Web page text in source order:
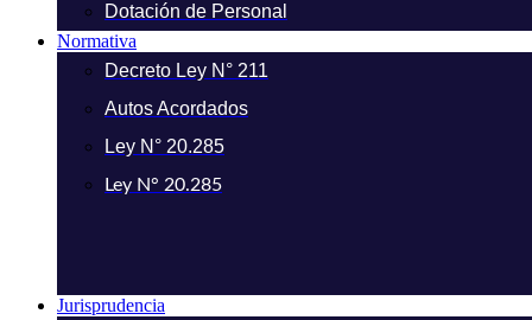
Dotación de Personal
Normativa
Decreto Ley N° 211
Autos Acordados
Ley N° 20.285
Ley N° 20.285
Jurisprudencia